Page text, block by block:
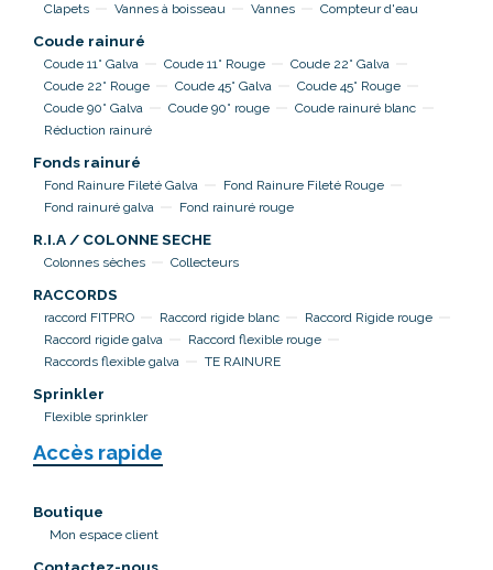
Clapets
Vannes à boisseau Vannes Compteur d'eau
Coude rainuré
Coude 11° Galva Coude 11° Rouge
Coude 22° Galva
Coude 22° Rouge
Coude 45° Galva
Coude 45° Rouge
Coude 90° Galva
Coude 90° rouge
Coude rainuré blanc
Réduction rainuré
Fonds rainuré
Fond Rainure Fileté Galva
Fond Rainure Fileté Rouge
Fond rainuré galva
Fond rainuré rouge
R.I.A / COLONNE SECHE
Colonnes sèches Collecteurs
RACCORDS
raccord FITPRO Raccord rigide blanc
Raccord Rigide rouge
Raccord rigide galva
Raccord flexible rouge
Raccords flexible galva
TE RAINURE
Sprinkler
Flexible sprinkler
Accès rapide
Boutique
Mon espace client